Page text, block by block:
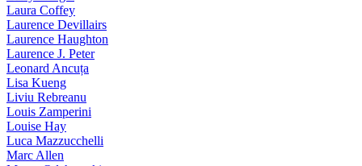
Laura Coffey
Laurence Devillairs
Laurence Haughton
Laurence J. Peter
Leonard Ancuța
Lisa Kueng
Liviu Rebreanu
Louis Zamperini
Louise Hay
Luca Mazzucchelli
Marc Allen